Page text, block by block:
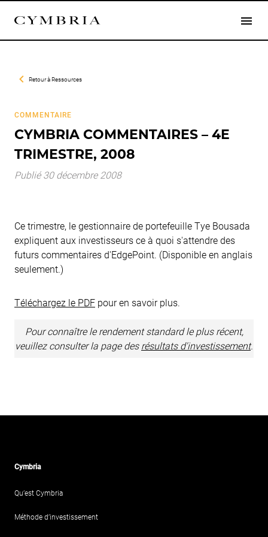
Retour àRessources
COMMENTAIRE
CYMBRIA COMMENTAIRES – 4E
TRIMESTRE, 2008
Publié 30 décembre 2008
Ce trimestre, le gestionnaire de portefeuille Tye Bousada
expliquent aux investisseurs ce à quoi s'attendre des
futurs commentaires d'EdgePoint. (Disponible en anglais
seulement.)
Téléchargez le PDF pour en savoir plus.
Pour connaître le rendement standard le plus récent,
veuillez consulter la page desrésultats d'investissement.
Cymbria
Qu’est Cymbria
Méthode d’investissement